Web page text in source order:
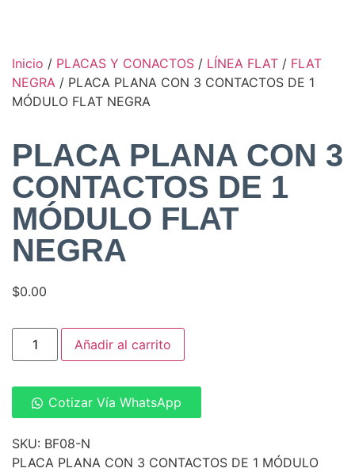
Inicio / PLACAS Y CONACTOS / LÍNEA FLAT / FLAT
NEGRA / PLACA PLANA CON 3 CONTACTOS DE 1
MÓDULO FLAT NEGRA
PLACA PLANA CON 3
CONTACTOS DE 1
MÓDULO FLAT
NEGRA
$0.00
Añadir al carrito
Cotizar Vía WhatsApp
SKU: BF08-N
PLACA PLANA CON 3 CONTACTOS DE 1 MÓDULO